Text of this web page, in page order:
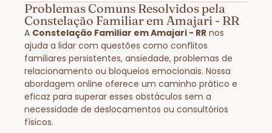
Problemas Comuns Resolvidos pela
Constelação Familiar em Amajari - RR
A Constelação Familiar em Amajari - RR nos
ajuda a lidar com questões como conflitos
familiares persistentes, ansiedade, problemas de
relacionamento ou bloqueios emocionais. Nossa
abordagem online oferece um caminho prático e
eficaz para superar esses obstáculos sem a
necessidade de deslocamentos ou consultórios
físicos.